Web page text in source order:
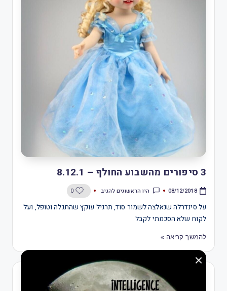
‎3 סיפורים מהשבוע החולף – 8.12.1
08/12/2018 היו הראשונים להגיב 0
על סינדרלה שנאלצה לשמור סוד, תרגיל עוקץ שהתגלה וטופל, ועל
לקוח שלא הסכמתי לקבל
להמשך קריאה »